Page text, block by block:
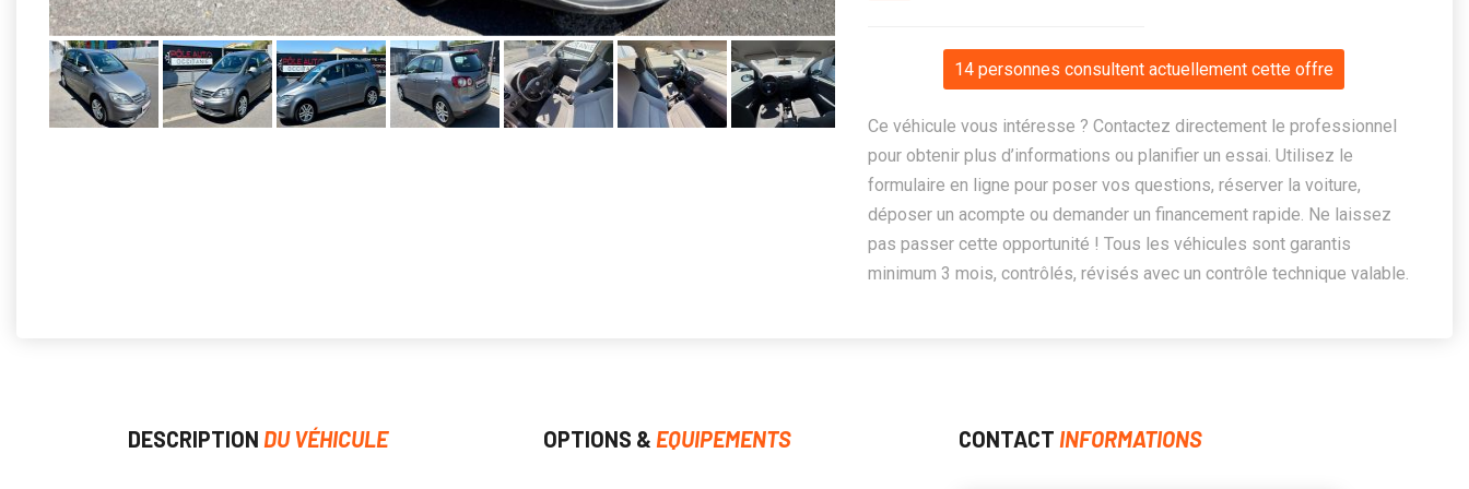
14 personnes consultent actuellement cette offre
Ce véhicule vous intéresse ? Contactez directement le professionnel
pour obtenir plus d’informations ou planifier un essai. Utilisez le
formulaire en ligne pour poser vos questions, réserver la voiture,
déposer un acompte ou demander un financement rapide. Ne laissez
pas passer cette opportunité ! Tous les véhicules sont garantis
minimum 3 mois, contrôlés, révisés avec un contrôle technique valable.
DESCRIPTION DU VÉHICULE OPTIONS & EQUIPEMENTS CONTACT INFORMATIONS